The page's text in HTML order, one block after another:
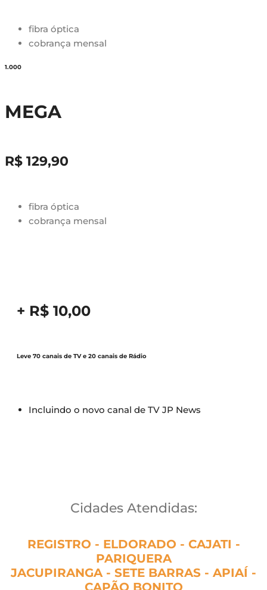
fibra óptica
cobrança mensal
1.000
MEGA
R$ 129,90
fibra óptica
cobrança mensal
+ R$ 10,00
Leve 70 canais de TV e 20 canais de Rádio
Incluindo o novo canal de TV JP News
Cidades Atendidas:
REGISTRO - ELDORADO - CAJATI -
PARIQUERA
JACUPIRANGA - SETE BARRAS - APIAÍ -
CAPÃO BONITO